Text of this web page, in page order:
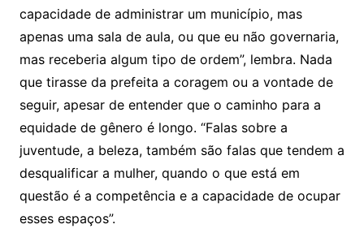
capacidade de administrar um município, mas
apenas uma sala de aula, ou que eu não governaria,
mas receberia algum tipo de ordem”, lembra. Nada
que tirasse da prefeita a coragem ou a vontade de
seguir, apesar de entender que o caminho para a
equidade de gênero é longo. “Falas sobre a
juventude, a beleza, também são falas que tendem a
desqualificar a mulher, quando o que está em
questão é a competência e a capacidade de ocupar
esses espaços”.